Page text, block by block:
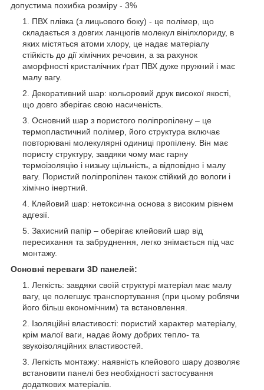
допустима похибка розміру - 3%
ПВХ плівка (з лицьового боку) - це полімер, що
складається з довгих ланцюгів молекул вінілхлориду, в
яких містяться атоми хлору, це надає матеріалу
стійкість до дії хімічних речовин, а за рахунок
аморфності кристалічних ґрат ПВХ дуже пружний і має
малу вагу.
Декоративний шар: кольоровий друк високої якості,
що довго зберігає свою насиченість.
Основний шар з пористого поліпропілену – це
термопластичний полімер, його структура включає
повторювані молекулярні одиниці пропілену. Він має
пористу структуру, завдяки чому має гарну
термоізоляцію і низьку щільність, а відповідно і малу
вагу. Пористий поліпропілен також стійкий до вологи і
хімічно інертний.
Клейовий шар: нетоксична основа з високим рівнем
адгезії.
Захисний папір – оберігає клейовий шар від
пересихання та забруднення, легко знімається під час
монтажу.
Основні переваги 3D панелей:
Легкість: завдяки своїй структурі матеріал має малу
вагу, це полегшує транспортування (при цьому роблячи
його більш економічним) та встановлення.
Ізоляційні властивості: пористий характер матеріалу,
крім малої ваги, надає йому добрих тепло- та
звукоізоляційних властивостей.
Легкість монтажу: наявність клейового шару дозволяє
встановити панелі без необхідності застосування
додаткових матеріалів.